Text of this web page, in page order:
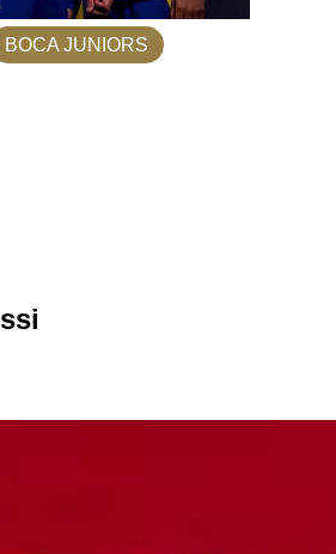
BOCA JUNIORS